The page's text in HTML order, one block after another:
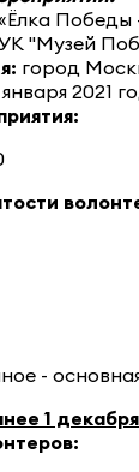
Победы
"Музей
город
2021
-
1 декабря